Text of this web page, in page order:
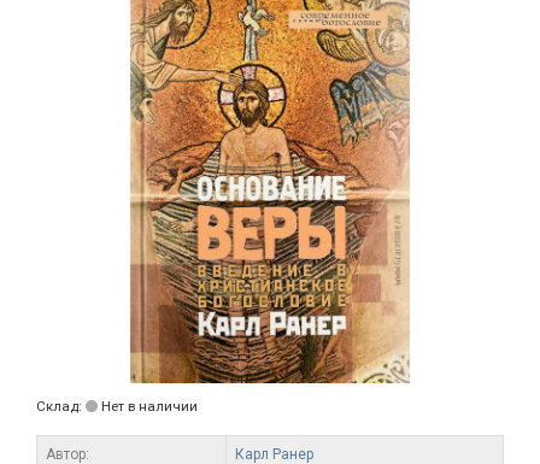
Склад: Нет в наличии
Автор: Карл Ранер